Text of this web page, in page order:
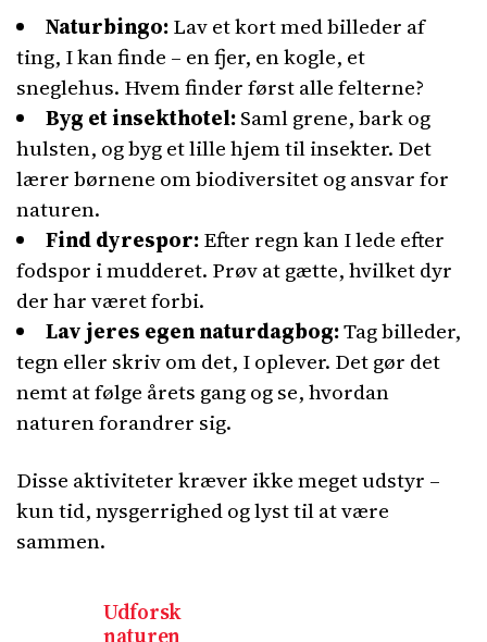
Naturbingo:Lav et kort med billeder af
ting, I kan finde – en fjer, en kogle, et
sneglehus. Hvem finder først alle felterne?
Byg et insekthotel:Saml grene, bark og
hulsten, og byg et lille hjem til insekter. Det
lærer børnene om biodiversitet og ansvar for
naturen.
Find dyrespor:Efter regn kan I lede efter
fodspor i mudderet. Prøv at gætte, hvilket dyr
der har været forbi.
Lav jeres egen naturdagbog:Tag billeder,
tegn eller skriv om det, I oplever. Det gør det
nemt at følge årets gang og se, hvordan
naturen forandrer sig.
Disse aktiviteter kræver ikke meget udstyr –
kun tid, nysgerrighed og lyst til at være
sammen.
Udforsk
naturen